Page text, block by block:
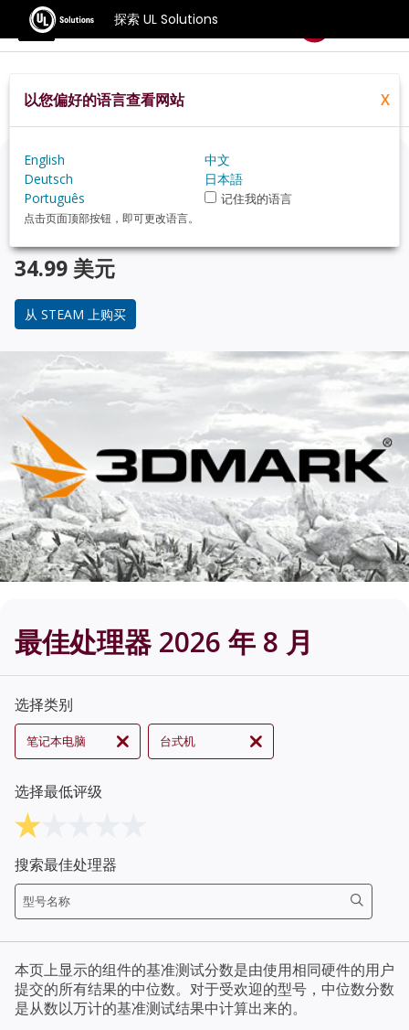
探索 UL Solutions
基准测试
Home Zh Hans Compare
正在考虑升级？
使用 3DMark 游戏玩家的基准测试，来了解您的 PC 与 受
欢迎的 CPU 在性能上的对比。
34.99 美元
从 STEAM 上购买
最佳处理器 2026 年 8 月
选择类别
笔记本电脑 台式机
选择最低评级
搜索最佳处理器
本页上显示的组件的基准测试分数是由使用相同硬件的用户
提交的所有结果的中位数。对于受欢迎的型号，中位数分数
是从数以万计的基准测试结果中计算出来的。
以您偏好的语言查看网站 X
English
中文
Deutsch
日本語
Português
记住我的语言
点击页面顶部按钮，即可更改语言。